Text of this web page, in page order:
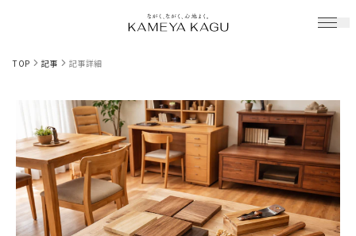
TOP 記事 記事詳細